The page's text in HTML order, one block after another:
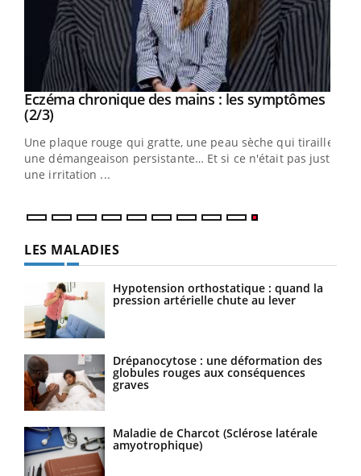
Youtube
Eczéma chronique des mains : les symptômes
(2/3)Youtube
Une plaque rouge qui gratte, une peau sèche qui tiraille,
une démangeaison persistante… Et si ce n'était pas juste
une irritation ...
LES MALADIES
Hypotension orthostatique : quand la
pression artérielle chute au lever
Drépanocytose : une déformation des
globules rouges aux conséquences
graves
Maladie de Charcot (Sclérose latérale
amyotrophique)